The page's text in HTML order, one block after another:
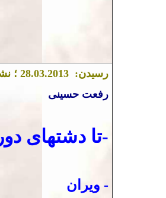
رسیدن: 28.03.2013 ؛ نشر :
رفعت حسینی
-تا دشتهای دور
- ویران